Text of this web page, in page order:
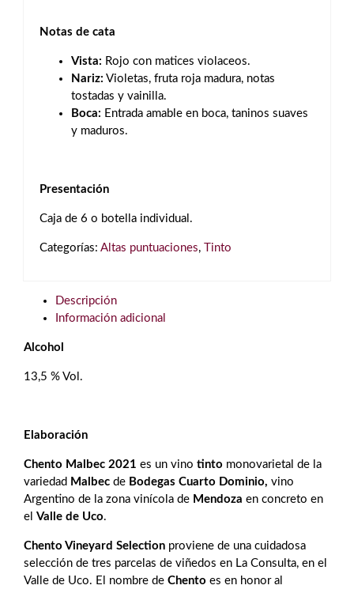
Notas de cata
Vista: Rojo con matices violaceos.
Nariz: Violetas, fruta roja madura, notas
tostadas y vainilla.
Boca: Entrada amable en boca, taninos suaves
y maduros.
Presentación
Caja de 6 o botella individual.
Categorías: Altas puntuaciones, Tinto
Descripción
Información adicional
Alcohol
13,5 % Vol.
Elaboración
Chento Malbec 2021 es un vino tinto monovarietal de la
variedad Malbec de Bodegas Cuarto Dominio, vino
Argentino de la zona vinícola de Mendoza en concreto en
el Valle de Uco.
Chento Vineyard Selection proviene de una cuidadosa
selección de tres parcelas de viñedos en La Consulta, en el
Valle de Uco. El nombre de Chento es en honor al